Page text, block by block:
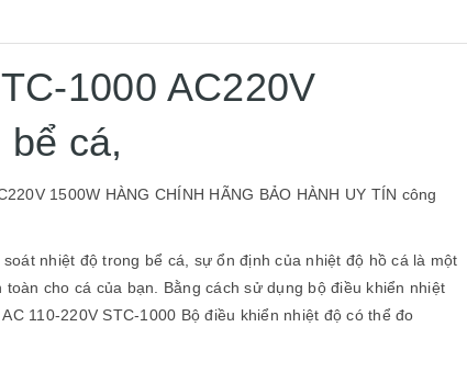
1000 AC220V
cá,
1500W HÀNG CHÍNH HÃNG BẢO HÀNH UY TÍN công
nhiệt độ trong bể cá, sự ổn định của nhiệt độ hồ cá là một
cho cá của bạn. Bằng cách sử dụng bộ điều khiển nhiệt
110-220V STC-1000 Bộ điều khiển nhiệt độ có thể đo
Bộ lọc EMI là gì? Ứng dụng và
Linh Kiện Việt Nam
13/06/2023
loại bộ lọc nguồn chống nhiễu EMI